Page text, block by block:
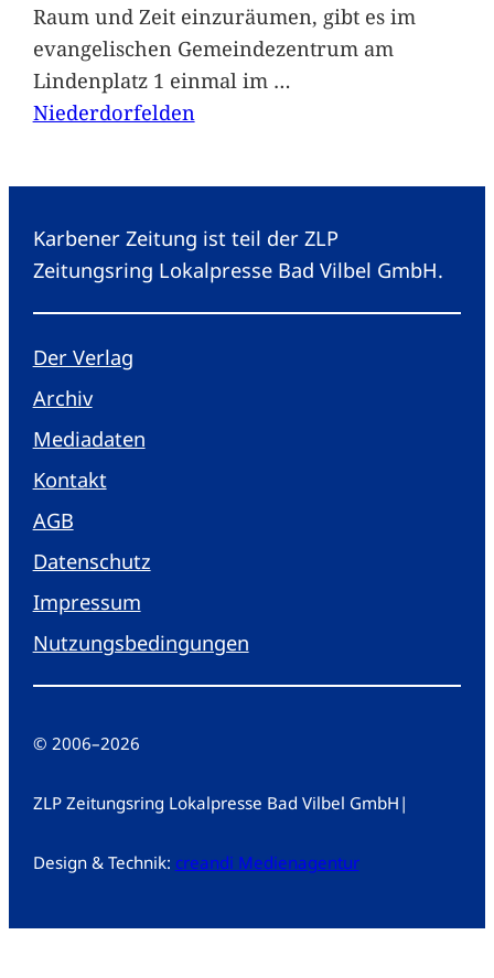
Raum und Zeit einzuräumen, gibt es im
evangelischen Gemeindezentrum am
Lindenplatz 1 einmal im …
Niederdorfelden
Karbener Zeitung ist teil der ZLP
Zeitungsring Lokalpresse Bad Vilbel GmbH.
Der Verlag
Archiv
Mediadaten
Kontakt
AGB
Datenschutz
Impressum
Nutzungsbedingungen
© 2006–2026
ZLP Zeitungsring Lokalpresse Bad Vilbel GmbH |
Design & Technik: creandi Medienagentur